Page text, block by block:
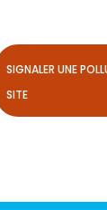
SIGNALER UNE
SITE